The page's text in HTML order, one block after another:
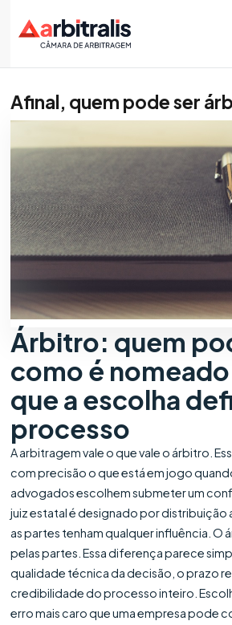
Afinal, quem pode ser
20/5/2026
Árbitro: quem
como é
que a escolha
processo
A arbitragem vale o que vale o árbitro.
com precisão o que está em jogo
advogados escolhem submeter um
juiz estatal é designado por distribuição
as partes tenham qualquer influência. O
pelas partes. Essa diferença parece
qualidade técnica da decisão, o prazo
credibilidade do processo inteiro.
erro mais caro que uma empresa pode